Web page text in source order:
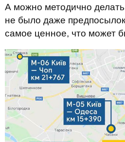
А можно методично
не было даже
самое ценное, что может